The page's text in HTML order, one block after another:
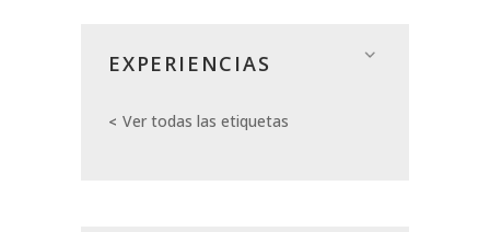
EXPERIENCIAS
Ver todas las etiquetas